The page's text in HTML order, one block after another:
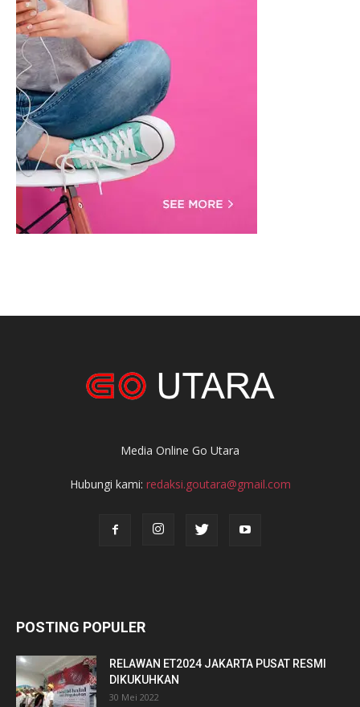
Media Online Go Utara
Hubungi kami: redaksi.goutara@gmail.com
POSTING POPULER
RELAWAN ET2024 JAKARTA PUSAT RESMI
DIKUKUHKAN
30 Mei 2022